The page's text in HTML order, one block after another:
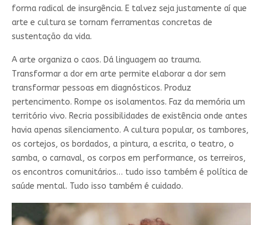
forma radical de insurgência. E talvez seja justamente aí que
arte e cultura se tornam ferramentas concretas de
sustentação da vida.
A arte organiza o caos. Dá linguagem ao trauma.
Transformar a dor em arte permite elaborar a dor sem
transformar pessoas em diagnósticos. Produz
pertencimento. Rompe os isolamentos. Faz da memória um
território vivo. Recria possibilidades de existência onde antes
havia apenas silenciamento. A cultura popular, os tambores,
os cortejos, os bordados, a pintura, a escrita, o teatro, o
samba, o carnaval, os corpos em performance, os terreiros,
os encontros comunitários… tudo isso também é política de
saúde mental. Tudo isso também é cuidado.